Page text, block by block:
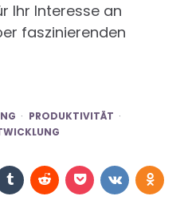
Ihr Interesse an
faszinierenden
PRODUKTIVITÄT